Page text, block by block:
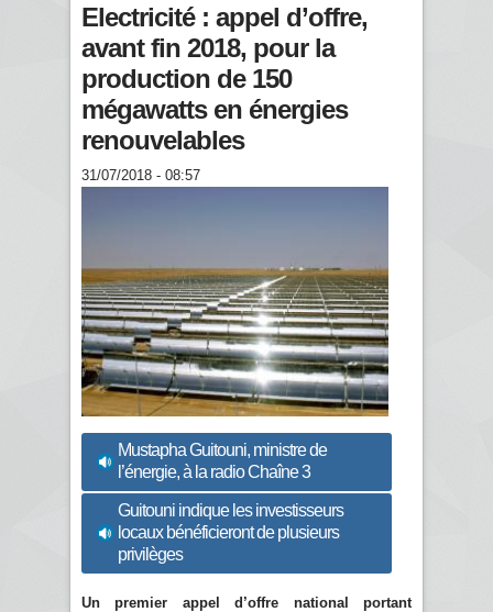
Electricité : appel d’offre,
avant fin 2018, pour la
production de 150
mégawatts en énergies
renouvelables
31/07/2018 - 08:57
Mustapha Guitouni, ministre de
l’énergie, à la radio Chaîne 3
Guitouni indique les investisseurs
locaux bénéficieront de plusieurs
privilèges
Un premier appel d’offre national portant